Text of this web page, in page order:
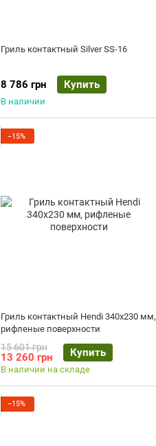
Гриль контактный Silver SS-16
8 786 грн Купить
В наличии
−15%
Гриль контактный Hendi 340х230 мм,
рифленые поверхности
15 601 грн
13 260 грн Купить
В наличии на складе
−15%